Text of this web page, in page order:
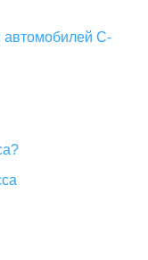
автомобилей С-